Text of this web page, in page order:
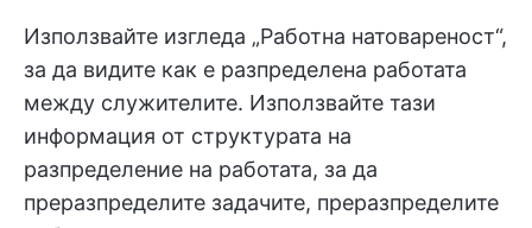
Използвайте изгледа „Работна натовареност“,
за да видите как е разпределена работата
между служителите. Използвайте тази
информация от структурата на
разпределение на работата, за да
преразпределите задачите, преразпределите